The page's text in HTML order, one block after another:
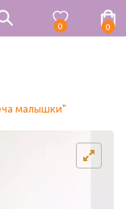
0 0
малышки"